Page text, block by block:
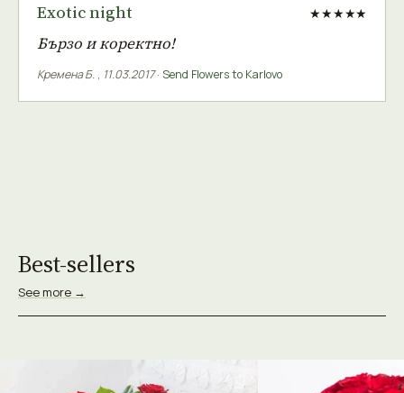
Exotic night ★★★★★
Бързо и коректно!
Кремена Б. , 11.03.2017· Send Flowers to Karlovo
Best-sellers
See more →